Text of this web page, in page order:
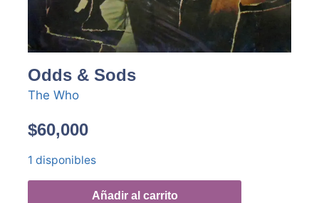
Odds & Sods
The Who
$60,000
1 disponibles
Añadir al carrito